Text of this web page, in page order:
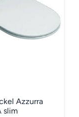
Azzurra
slim